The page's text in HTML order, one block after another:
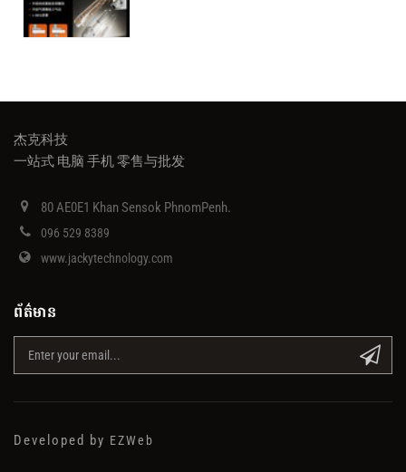
杰克科技
一站式 电脑 手机 零售与批发
80 AE0E1 Khan Sensok PhnomPenh.
096 529 8389
www.jackytechnology.com
ព័ត៌មាន
Developed by EZWeb